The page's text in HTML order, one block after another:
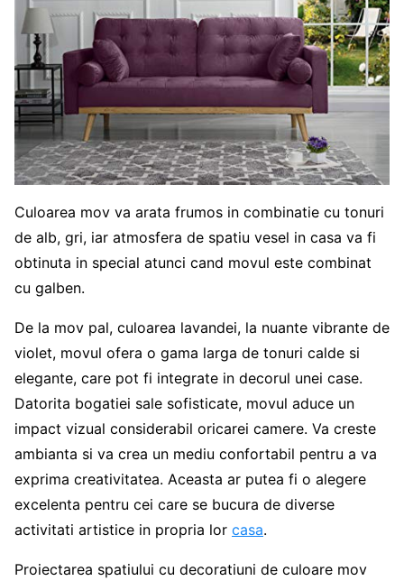
Culoarea mov va arata frumos in combinatie cu tonuri
de alb, gri, iar atmosfera de spatiu vesel in casa va fi
obtinuta in special atunci cand movul este combinat
cu galben.
De la mov pal, culoarea lavandei, la nuante vibrante de
violet, movul ofera o gama larga de tonuri calde si
elegante, care pot fi integrate in decorul unei case.
Datorita bogatiei sale sofisticate, movul aduce un
impact vizual considerabil oricarei camere. Va creste
ambianta si va crea un mediu confortabil pentru a va
exprima creativitatea. Aceasta ar putea fi o alegere
excelenta pentru cei care se bucura de diverse
activitati artistice in propria lor casa.
Proiectarea spatiului cu decoratiuni de culoare mov